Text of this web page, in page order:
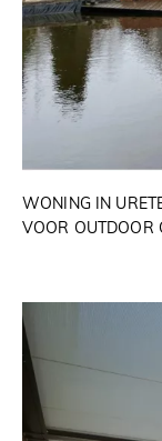
WONING IN
VOOR OUTDOOR